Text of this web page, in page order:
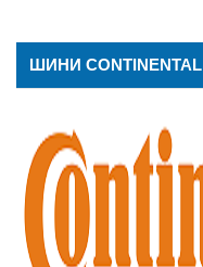
ШИНИ CONTINENTAL